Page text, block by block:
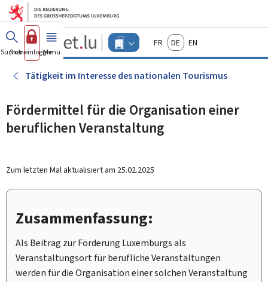
Zum Hauptmenü
Zum Inhalt
Guichet.lu
Changer
d'espace
Menu
actif
FrançaisDeutschEnglish
Suchen
Sich einloggen
Menü Haupt-
Tätigkeit im Interesse des nationalen Tourismus
Fördermittel für die Organisation einer
beruflichen Veranstaltung
Zum letzten Mal aktualisiert am 25.02.2025
Zusammenfassung:
Als Beitrag zur Förderung Luxemburgs als
Veranstaltungsort für berufliche Veranstaltungen
werden für die Organisation einer solchen Veranstaltung